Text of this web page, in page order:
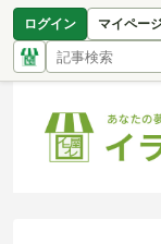
ログイン マイペー